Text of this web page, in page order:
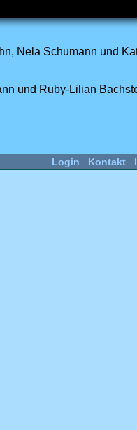
Nela Schumann und
und Ruby-Lilian
Login Kontakt